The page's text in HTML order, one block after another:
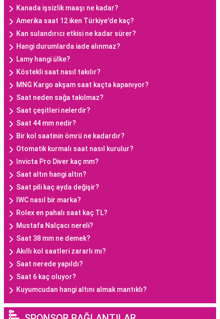
Kanada işsizlik maaşı ne kadar?
Amerika saat 12 iken Türkiye'de kaç?
Kan sulandırıcı etkisi ne kadar sürer?
Hangi durumlarda iade alınmaz?
Lamy hangi ülke?
Köstekli saat nasıl takılır?
MNG Kargo akşam saat kaçta kapanıyor?
Saat neden sağa takılmaz?
Saat çeşitleri nelerdir?
Saat 44 mm nedir?
Bir kol saatinin ömrü ne kadardır?
Otomatik kurmalı saat nasıl kurulur?
Invicta Pro Diver kaç mm?
Saat altın hangi altın?
Saat pili kaç ayda değişir?
IWC nasıl bir marka?
Rolex en pahalı saat kaç TL?
Mustafa Nalçacı nereli?
Saat 38 mm ne demek?
Akıllı kol saatleri zararlı mı?
Saat nerede yapıldı?
Saat 6 kaç oluyor?
Kuyumcudan hangi altını almak mantıklı?